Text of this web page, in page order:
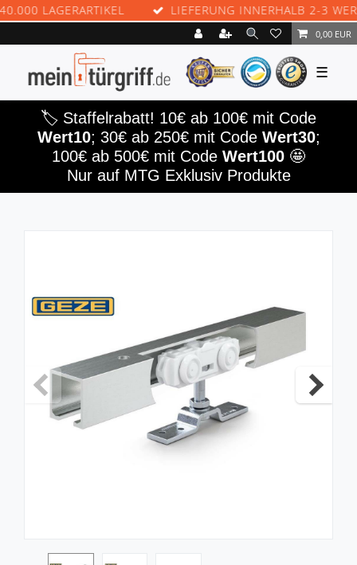
LAGERARTIKEL LIEFERUNG INNERHALB 2-3
0,00 EUR
☰
🏷️ Staffelrabatt! 10€ ab 100€ mit Code
Wert10; 30€ ab 250€ mit Code Wert30;
100€ ab 500€ mit Code Wert100 🤩
Nur auf MTG Exklusiv Produkte